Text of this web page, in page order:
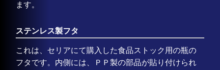
ます。
ステンレス製フタ
これは、セリアにて購入した食品ストック用の瓶の
フタです。内側には、ＰＰ製の部品が貼り付けられ